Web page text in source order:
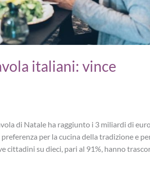
italiani: vince
di Natale ha raggiunto i 3 miliardi di
per la cucina della tradizione e
cittadini su dieci, pari al 91%, hanno